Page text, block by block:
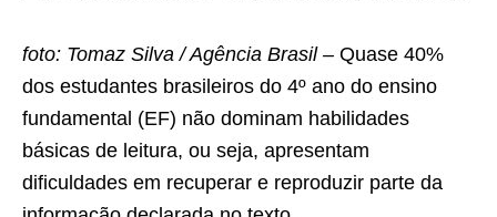
foto: Tomaz Silva / Agência Brasil – Quase 40%
dos estudantes brasileiros do 4º ano do ensino
fundamental (EF) não dominam habilidades
básicas de leitura, ou seja, apresentam
dificuldades em recuperar e reproduzir parte da